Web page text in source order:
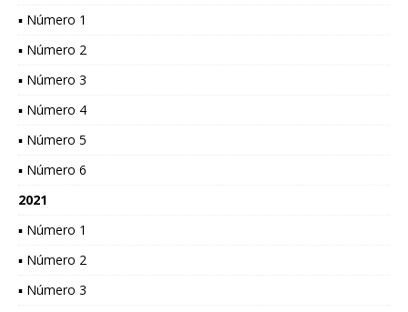
▪ Número 1
▪ Número 2
▪ Número 3
▪ Número 4
▪ Número 5
▪ Número 6
2021
▪ Número 1
▪ Número 2
▪ Número 3